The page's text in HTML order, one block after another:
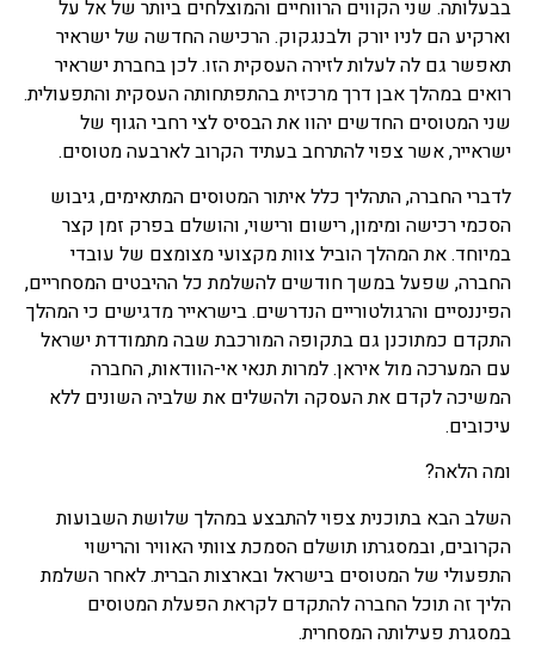
בבעלותה. שני הקווים הרווחיים והמוצלחים ביותר של אל על
וארקיע הם לניו יורק ולבנגקוק. הרכישה החדשה של ישראיר
תאפשר גם לה לעלות לזירה העסקית הזו. לכן בחברת ישראיר
רואים במהלך אבן דרך מרכזית בהתפתחותה העסקית והתפעולית.
שני המטוסים החדשים יהוו את הבסיס לצי רחבי הגוף של
ישראייר, אשר צפוי להתרחב בעתיד הקרוב לארבעה מטוסים.
לדברי החברה, התהליך כלל איתור המטוסים המתאימים, גיבוש
הסכמי רכישה ומימון, רישום ורישוי, והושלם בפרק זמן קצר
במיוחד. את המהלך הוביל צוות מקצועי מצומצם של עובדי
החברה, שפעל במשך חודשים להשלמת כל ההיבטים המסחריים,
הפיננסיים והרגולטוריים הנדרשים. בישראייר מדגישים כי המהלך
התקדם כמתוכנן גם בתקופה המורכבת שבה מתמודדת ישראל
עם המערכה מול איראן. למרות תנאי אי-הוודאות, החברה
המשיכה לקדם את העסקה ולהשלים את שלביה השונים ללא
עיכובים.
ומה הלאה?
השלב הבא בתוכנית צפוי להתבצע במהלך שלושת השבועות
הקרובים, ובמסגרתו תושלם הסמכת צוותי האוויר והרישוי
התפעולי של המטוסים בישראל ובארצות הברית. לאחר השלמת
הליך זה תוכל החברה להתקדם לקראת הפעלת המטוסים
במסגרת פעילותה המסחרית.